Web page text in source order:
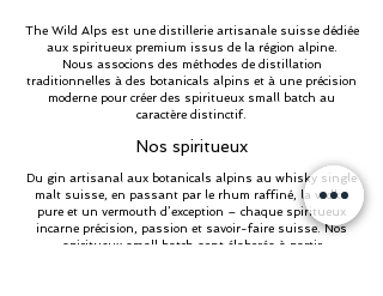
The Wild Alps est une distillerie artisanale suisse dédiée
aux spiritueux premium issus de la région alpine.
Nous associons des méthodes de distillation
traditionnelles à des botanicals alpins et à une précision
moderne pour créer des spiritueux small batch au
caractère distinctif.
Nos spiritueux
Du gin artisanal aux botanicals alpins au whisky single
malt suisse, en passant par le rhum raffiné, la vodka
pure et un vermouth d’exception – chaque spiritueux
incarne précision, passion et savoir-faire suisse. Nos
spiritueux small batch sont élaborés à partir